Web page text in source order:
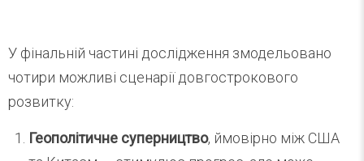
У фінальній частині дослідження змодельовано
чотири можливі сценарії довгострокового
розвитку:
Геополітичне суперництво, ймовірно між США